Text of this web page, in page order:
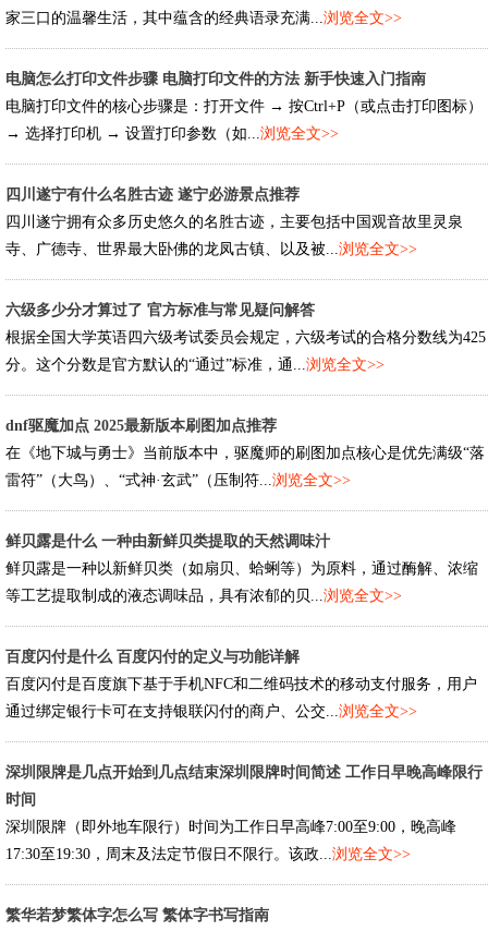
家三口的温馨生活，其中蕴含的经典语录充满...浏览全文>>
电脑怎么打印文件步骤 电脑打印文件的方法 新手快速入门指南
电脑打印文件的核心步骤是：打开文件 → 按Ctrl+P（或点击打印图标）
→ 选择打印机 → 设置打印参数（如...浏览全文>>
四川遂宁有什么名胜古迹 遂宁必游景点推荐
四川遂宁拥有众多历史悠久的名胜古迹，主要包括中国观音故里灵泉
寺、广德寺、世界最大卧佛的龙凤古镇、以及被...浏览全文>>
六级多少分才算过了 官方标准与常见疑问解答
根据全国大学英语四六级考试委员会规定，六级考试的合格分数线为425
分。这个分数是官方默认的“通过”标准，通...浏览全文>>
dnf驱魔加点 2025最新版本刷图加点推荐
在《地下城与勇士》当前版本中，驱魔师的刷图加点核心是优先满级“落
雷符”（大鸟）、“式神·玄武”（压制符...浏览全文>>
鲜贝露是什么 一种由新鲜贝类提取的天然调味汁
鲜贝露是一种以新鲜贝类（如扇贝、蛤蜊等）为原料，通过酶解、浓缩
等工艺提取制成的液态调味品，具有浓郁的贝...浏览全文>>
百度闪付是什么 百度闪付的定义与功能详解
百度闪付是百度旗下基于手机NFC和二维码技术的移动支付服务，用户
通过绑定银行卡可在支持银联闪付的商户、公交...浏览全文>>
深圳限牌是几点开始到几点结束深圳限牌时间简述 工作日早晚高峰限行
时间
深圳限牌（即外地车限行）时间为工作日早高峰7:00至9:00，晚高峰
17:30至19:30，周末及法定节假日不限行。该政...浏览全文>>
繁华若梦繁体字怎么写 繁体字书写指南